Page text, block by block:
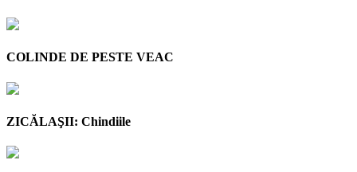
COLINDE DE PESTE VEAC
ZICĂLAŞII: Chindiile